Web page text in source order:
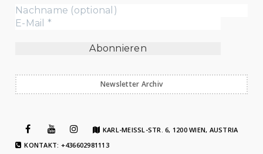
Newsletter Archiv
KARL-MEISSL-STR. 6, 1200 WIEN, AUSTRIA
KONTAKT: +436602981113